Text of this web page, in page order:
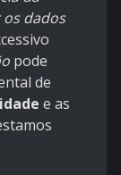
dados
pode
de
e as